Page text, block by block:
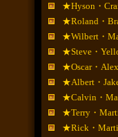
★Hyson・
★Roland・
★Wilbert・
★Steve・
★Oscar・
★Albert・
★Calvin・
★Terry・
★Rick・